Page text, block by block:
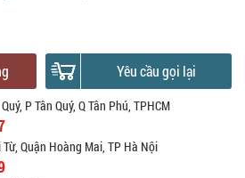
Yêu cầu gọi lại
P Tân Quý, Q Tân Phú, TPHCM
Quận Hoàng Mai, TP Hà Nội